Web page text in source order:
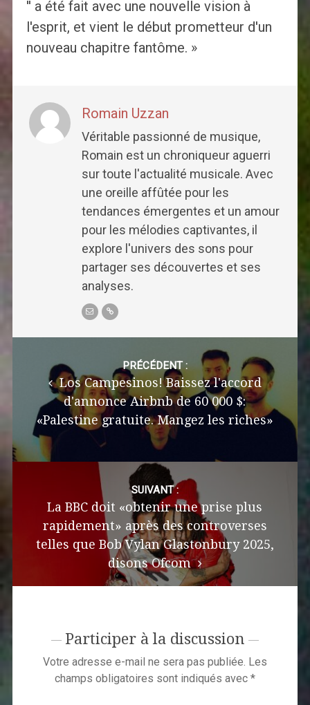
'' a été fait avec une nouvelle vision à
l'esprit, et vient le début prometteur d'un
nouveau chapitre fantôme. »
Romain Uzzan
Véritable passionné de musique,
Romain est un chroniqueur aguerri
sur toute l'actualité musicale. Avec
une oreille affûtée pour les
tendances émergentes et un amour
pour les mélodies captivantes, il
explore l'univers des sons pour
partager ses découvertes et ses
analyses.
navigation
PRÉCÉDENT :
Los Campesinos! Baissez l'accord
d'annonce Airbnb de 60 000 $:
«Palestine gratuite. Mangez les riches»
SUIVANT :
La BBC doit «obtenir une prise plus
rapidement» après des controverses
telles que Bob Vylan Glastonbury 2025,
disons Ofcom
Participer à la discussion
Votre adresse e-mail ne sera pas publiée. Les
champs obligatoires sont indiqués avec *